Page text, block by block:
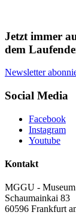
Jetzt immer
dem
Newsletter
Social Media
Facebook
Instagram
Youtube
Kontakt
MGGU -
Schaumainkai 83
60596 Frankfurt